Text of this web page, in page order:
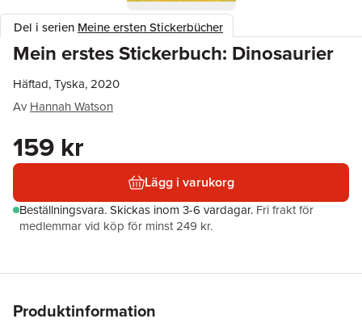
Del i serien Meine ersten Stickerbücher
Mein erstes Stickerbuch: Dinosaurier
Häftad, Tyska, 2020
Av Hannah Watson
159 kr
Lägg i varukorg
Beställningsvara.Skickas inom 3-6 vardagar. Fri frakt för
medlemmar vid köp för minst 249 kr.
Produktinformation